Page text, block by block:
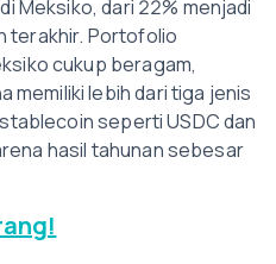
Meksiko, dari 22% menjadi
terakhir. Portofolio
cukup beragam,
memiliki lebih dari tiga jenis
seperti USDC dan
hasil tahunan sebesar